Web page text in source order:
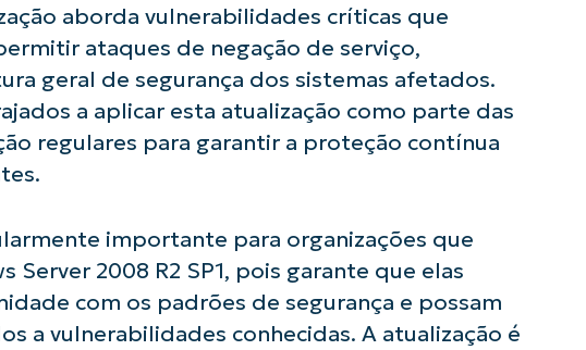
aborda vulnerabilidades críticas que
ataques de negação de serviço,
geral de segurança dos sistemas afetados.
a aplicar esta atualização como parte das
regulares para garantir a proteção contínua
importante para organizações que
Server 2008 R2 SP1, pois garante que elas
com os padrões de segurança e possam
a vulnerabilidades conhecidas. A atualização é